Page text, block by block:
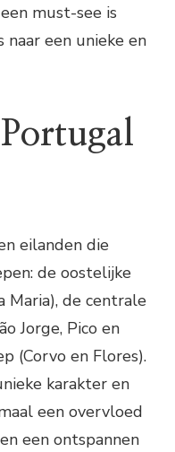
must-see is
naar een unieke en
eilanden die
de oostelijke
Maria), de centrale
Jorge, Pico en
(Corvo en Flores).
karakter en
een overvloed
een ontspannen